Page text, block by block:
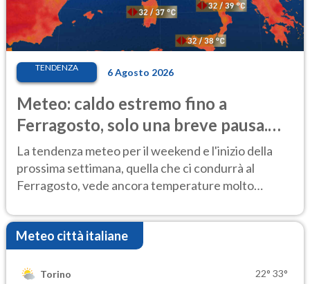
TENDENZA 6 Agosto 2026
Meteo: caldo estremo fino a
Ferragosto, solo una breve pausa.
Ecco dove
La tendenza meteo per il weekend e l'inizio della
prossima settimana, quella che ci condurrà al
Ferragosto, vede ancora temperature molto
Meteo città italiane
Torino 22° 33°